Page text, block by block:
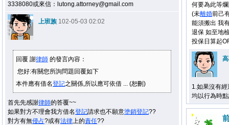
3338080或來信：lutong.attorney@gmail.com
上班族 102-05-03 02:02
回覆 謝律師 的發言內容：
您好:有關您所詢問題回覆如下
本件應有借名登記之關係,所以應可依借 ... (恕刪)
首先先感謝律師的答覆~~
如果對方不理會我方借名登記請求也不願意塗銷登記??
對方有無侵占?或有法律上的責任??
何要為此等
(未離婚前己
能須搬出 我
退保 如至地
投保日算起
1.如果沒有
均以行為時